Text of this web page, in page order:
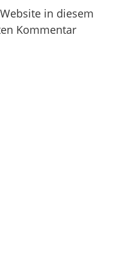
in diesem
Kommentar